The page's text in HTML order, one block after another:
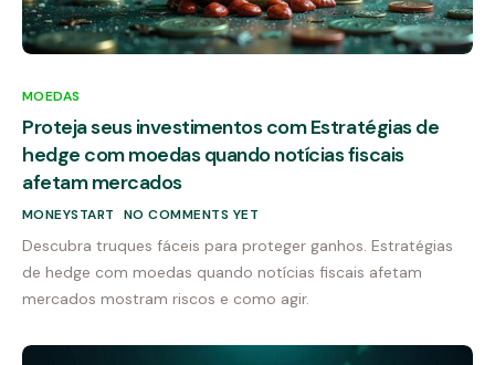
MOEDAS
Proteja seus investimentos com Estratégias de
hedge com moedas quando notícias fiscais
afetam mercados
MONEYSTART NO COMMENTS YET
Descubra truques fáceis para proteger ganhos. Estratégias
de hedge com moedas quando notícias fiscais afetam
mercados mostram riscos e como agir.